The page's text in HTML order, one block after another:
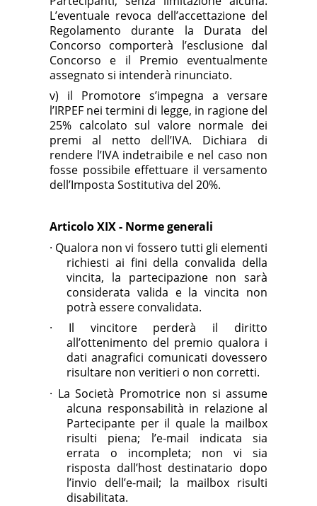
L’eventuale revoca dell’accettazione del
Regolamento durante la Durata del
Concorso comporterà l’esclusione dal
Concorso e il Premio eventualmente
assegnato si intenderà rinunciato.
v) il Promotore s’impegna a versare
l’IRPEF nei termini di legge, in ragione del
25% calcolato sul valore normale dei
premi al netto dell’IVA. Dichiara di
rendere l’IVA indetraibile e nel caso non
fosse possibile effettuare il versamento
dell’Imposta Sostitutiva del 20%.
Articolo XIX - Norme generali
· Qualora non vi fossero tutti gli elementi
richiesti ai fini della convalida della
vincita, la partecipazione non sarà
considerata valida e la vincita non
potrà essere convalidata.
·
Il vincitore perderà il diritto
all’ottenimento del premio qualora i
dati anagrafici comunicati dovessero
risultare non veritieri o non corretti.
· La Società Promotrice non si assume
alcuna responsabilità in relazione al
Partecipante per il quale la mailbox
risulti piena; l’e-mail indicata sia
errata o incompleta; non vi sia
risposta dall’host destinatario dopo
l’invio dell’e-mail; la mailbox risulti
disabilitata.